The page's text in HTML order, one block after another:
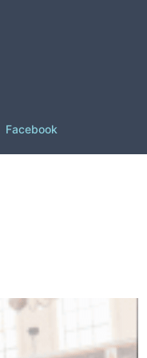
Facebook